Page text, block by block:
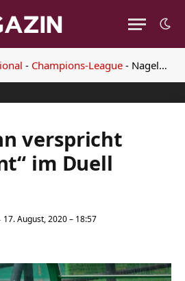
- Champions-League - Nagelsmann verspricht „120 Prozent“ im Duell gegen PSG
verspricht
im Duell
17. August, 2020 – 18:57